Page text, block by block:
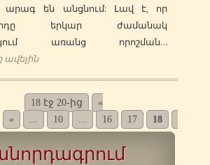
արագ են անցնում: Լավ է, որ
երկար ժամանակ
առանց որոշման…
18 էջ 20-ից
«
« 10 16 17 18